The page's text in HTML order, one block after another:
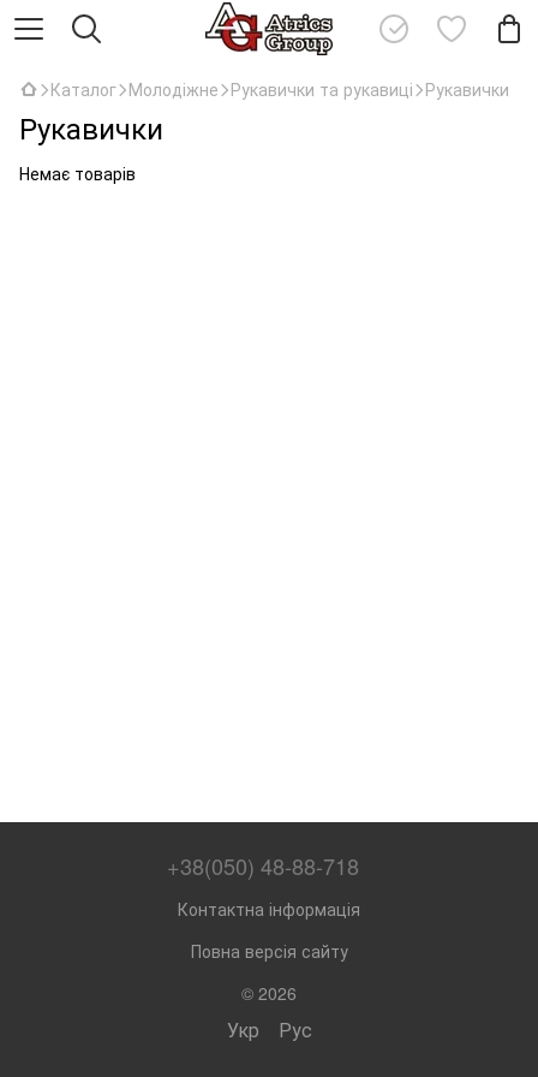
Каталог Молодіжне Рукавички та рукавиці Рукавички
Рукавички
Немає товарів
+38(050) 48-88-718
Контактна інформація
Повна версія сайту
© 2026
Укр Рус